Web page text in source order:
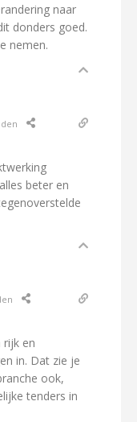
naar
donders goed.
nemen.
beter en
rijk en
in. Dat zie je
ook,
tenders in